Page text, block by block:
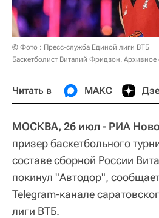
© Фото : Пресс-служба Единой лиги ВТБ
Баскетболист Виталий Фридзон. Архивное
Читать в МАКС
МОСКВА, 26 июл - РИА
призер баскетбольного
составе сборной России
покинул "Автодор",
Telegram-канале
лиги ВТБ.